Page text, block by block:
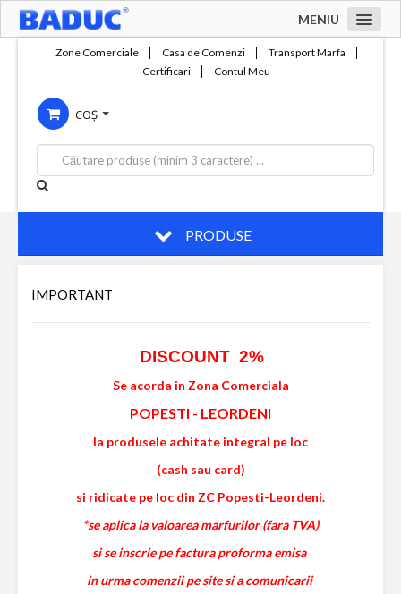
MENIU
Compania
Servicii
Productie
Contact
Zone Comerciale Casa de Comenzi
Transport Marfa
Certificari
Contul Meu
COȘ
PRODUSE
IMPORTANT
DISCOUNT 2%
Se acorda in Zona Comerciala
POPESTI - LEORDENI
la produsele achitate integral pe loc
(cash sau card)
si ridicate pe loc din ZC Popesti-Leordeni.
*se aplica la valoarea marfurilor (fara TVA)
si se inscrie pe factura proforma emisa
in urma comenzii pe site si a comunicarii